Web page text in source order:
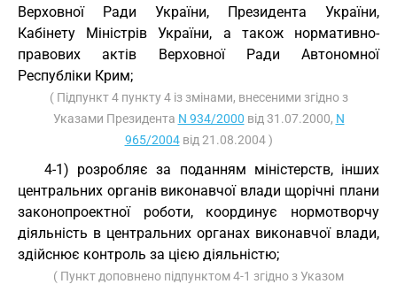
Верховної Ради України, Президента України,
Кабінету Міністрів України, а також нормативно-
правових актів Верховної Ради Автономної
Республіки Крим;
( Підпункт 4 пункту 4 із змінами, внесеними згідно з
Указами Президента N 934/2000 від 31.07.2000, N
965/2004від 21.08.2004 )
4-1) розробляє за поданням міністерств, інших
центральних органів виконавчої влади щорічні плани
законопроектної роботи, координує нормотворчу
діяльність в центральних органах виконавчої влади,
здійснює контроль за цією діяльністю;
( Пункт доповнено підпунктом 4-1 згідно з Указом